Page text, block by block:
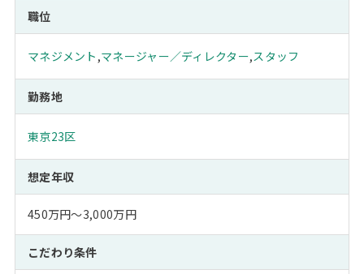
職位
マネジメント ,マネージャー／ディレクター,スタッフ
勤務地
東京23区
想定年収
450万円～3,000万円
こだわり条件